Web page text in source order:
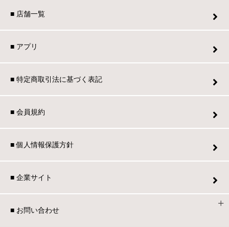
■ 店舗一覧
■ アプリ
■ 特定商取引法に基づく表記
■ 会員規約
■ 個人情報保護方針
■ 企業サイト
■ お問い合わせ